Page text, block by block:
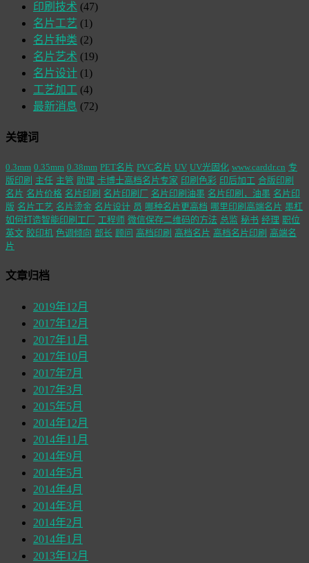
印刷技术 (47)
名片工艺 (1)
名片种类 (2)
名片艺术 (19)
名片设计 (1)
工艺加工 (4)
最新消息 (72)
关键词
0.3mm 0.35mm 0.38mm PET名片 PVC名片 UV UV光固化 www.carddr.cn 专
版印刷 主任 主管 助理 卡博士高档名片专家 印刷色彩 印后加工 合版印刷
名片 名片价格 名片印刷 名片印刷厂 名片印刷油墨 名片印刷，油墨 名片印
版 名片工艺 名片烫金 名片设计 员 哪种名片更高档 哪里印刷高端名片 墨杠
如何打造智能印刷工厂 工程师 微信保存二维码的方法 总监 秘书 经理 职位
英文 胶印机 色调倾向 部长 顾问 高档印刷 高档名片 高档名片印刷 高端名
片
文章归档
2019年12月
2017年12月
2017年11月
2017年10月
2017年7月
2017年3月
2015年5月
2014年12月
2014年11月
2014年9月
2014年5月
2014年4月
2014年3月
2014年2月
2014年1月
2013年12月